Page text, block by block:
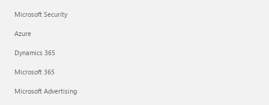
Microsoft Security
Azure
Dynamics 365
Microsoft 365
Microsoft Advertising